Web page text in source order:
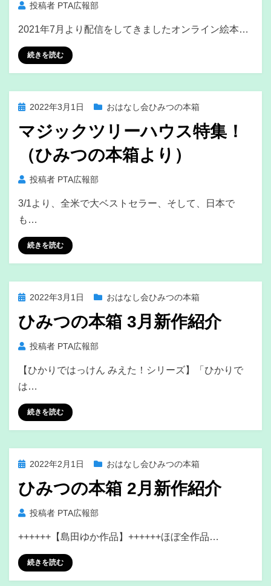
投稿者 PTA広報部
2021年7月より配信をしてきましたオンライン絵本…
続きを読む
投
日:
2022年3月1日 おはなし会ひみつの本箱
マジックツリーハウス特集！
（ひみつの本箱より）
投稿者 PTA広報部
3/1より、全米で大ベストセラー、そして、日本で
も…
続きを読む
投
日:
2022年3月1日 おはなし会ひみつの本箱
ひみつの本箱 3月新作紹介
投稿者 PTA広報部
【ひかりではっけん みえた！シリーズ】「ひかりで
は…
続きを読む
投
日:
2022年2月1日 おはなし会ひみつの本箱
ひみつの本箱 2月新作紹介
投稿者 PTA広報部
++++++【島田ゆか作品】++++++ほぼ全作品…
続きを読む